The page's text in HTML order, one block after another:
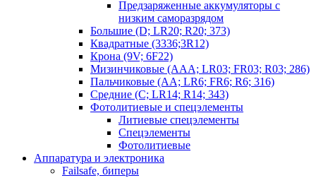
Предзаряженные аккумуляторы с
низким саморазрядом
Большие (D; LR20; R20; 373)
Квадратные (3336;3R12)
Крона (9V; 6F22)
Мизинчиковые (AAA; LR03; FR03; R03; 286)
Пальчиковые (AA; LR6; FR6; R6; 316)
Средние (C; LR14; R14; 343)
Фотолитиевые и спецэлементы
Литиевые спецэлементы
Спецэлементы
Фотолитиевые
Аппаратура и электроника
Failsafe, биперы